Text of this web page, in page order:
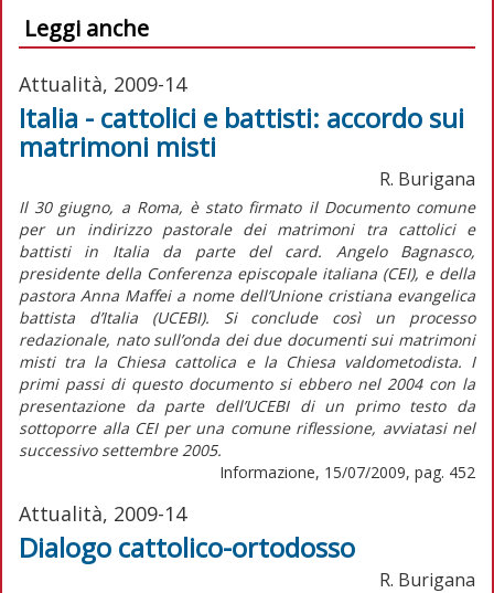
Leggi anche
Attualità, 2009-14
Italia - cattolici e battisti: accordo sui
matrimoni misti
R. Burigana
Il 30 giugno, a Roma, è stato firmato il Documento comune
per un indirizzo pastorale dei matrimoni tra cattolici e
battisti in Italia da parte del card. Angelo Bagnasco,
presidente della Conferenza episcopale italiana (CEI), e della
pastora Anna Maffei a nome dell’Unione cristiana evangelica
battista d’Italia (UCEBI). Si conclude così un processo
redazionale, nato sull’onda dei due documenti sui matrimoni
misti tra la Chiesa cattolica e la Chiesa valdometodista. I
primi passi di questo documento si ebbero nel 2004 con la
presentazione da parte dell’UCEBI di un primo testo da
sottoporre alla CEI per una comune riflessione, avviatasi nel
successivo settembre 2005.
Informazione, 15/07/2009, pag. 452
Attualità, 2009-14
Dialogo cattolico-ortodosso
R. Burigana